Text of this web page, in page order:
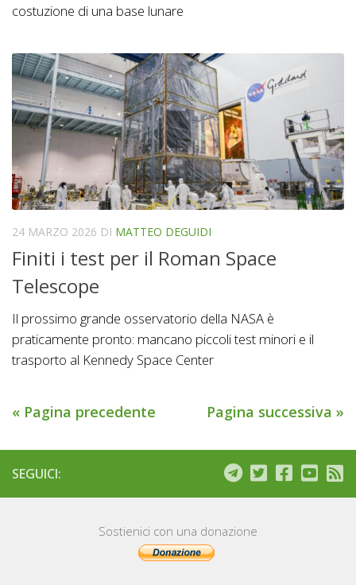
costuzione di una base lunare
24 MARZO 2026 DI MATTEO DEGUIDI
Finiti i test per il Roman Space
Telescope
Il prossimo grande osservatorio della NASA è
praticamente pronto: mancano piccoli test minori e il
trasporto al Kennedy Space Center
« Pagina precedente Pagina successiva »
SEGUICI:
Sostienici con una donazione